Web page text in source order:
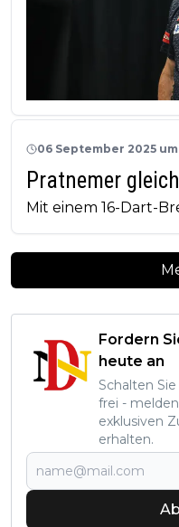
06 September 2025 um
Pratnemer
Mit einem 16-Dart-
Fordern
heute an
Schalten
frei -
exklusiven
erhalten.